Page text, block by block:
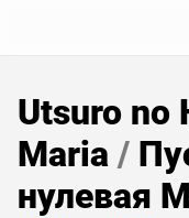
Utsuro no
Maria /
нулевая